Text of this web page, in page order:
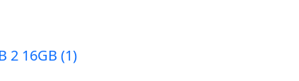
Lenovo TAB 2 16GB (1)